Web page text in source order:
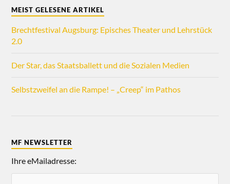
MEIST GELESENE ARTIKEL
Brechtfestival Augsburg: Episches Theater und Lehrstück
2.0
Der Star, das Staatsballett und die Sozialen Medien
Selbstzweifel an die Rampe! – „Creep“ im Pathos
MF NEWSLETTER
Ihre eMailadresse: